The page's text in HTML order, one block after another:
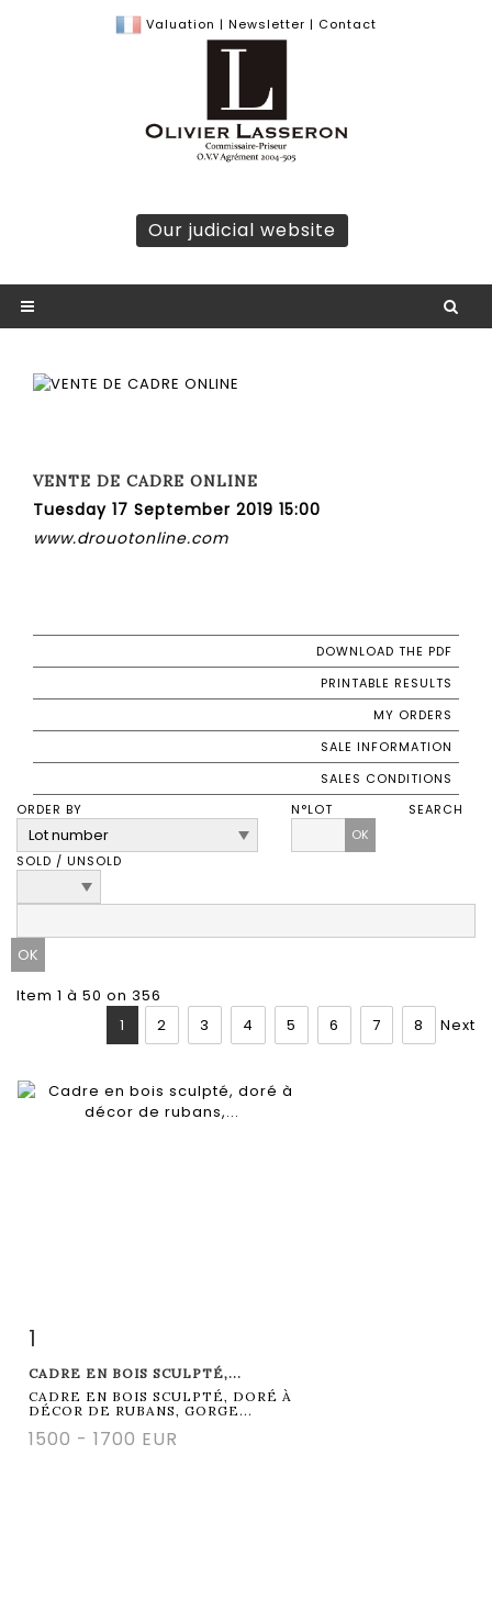
Valuation | Newsletter | Contact
Our judicial website
VENTE DE CADRE ONLINE
Tuesday 17 September 2019 15:00
www.drouotonline.com
DOWNLOAD THE PDF
PRINTABLE RESULTS
MY ORDERS
SALE INFORMATION
SALES CONDITIONS
ORDER BY
N°LOT
OK
SOLD / UNSOLD
SEARCH
Item 1 à 50 on 356
1
2 3 4 5 6 7 8 Next
1
CADRE EN BOIS SCULPTÉ,...
CADRE EN BOIS SCULPTÉ, DORÉ À
DÉCOR DE RUBANS, GORGE...
1500 - 1700 EUR